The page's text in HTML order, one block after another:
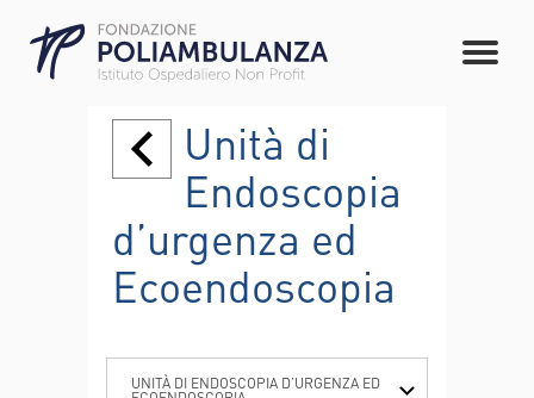
Unità di
Endoscopia
d’urgenza ed
Ecoendoscopia
UNITÀ DI ENDOSCOPIA D’URGENZA ED